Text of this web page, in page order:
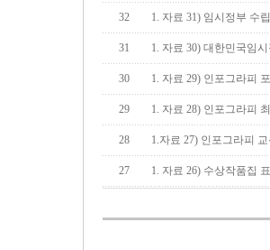
32 1. 자료 31) 임시정부 수
31 1. 자료 30) 대한민국임
30 1. 자료 29) 인포그라피
29 1. 자료 28) 인포그라피
28 1.자료 27) 인포그라피
27 1. 자료 26) 수상작품집